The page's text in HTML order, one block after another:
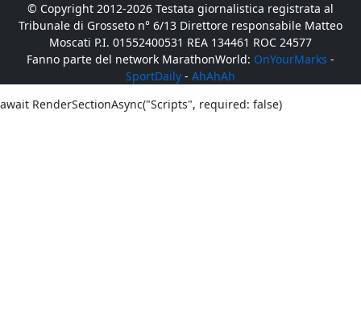
© Copyright 2012-2026 Testata giornalistica registrata al
Tribunale di Grosseto n° 6/13 Direttore responsabile Matteo
Moscati P.I. 01552400531 REA 134461 ROC 24577
Fanno parte del network MarathonWorld: OnYourMarks -
SportDaily - AhAhAh
await RenderSectionAsync("Scripts", required: false)